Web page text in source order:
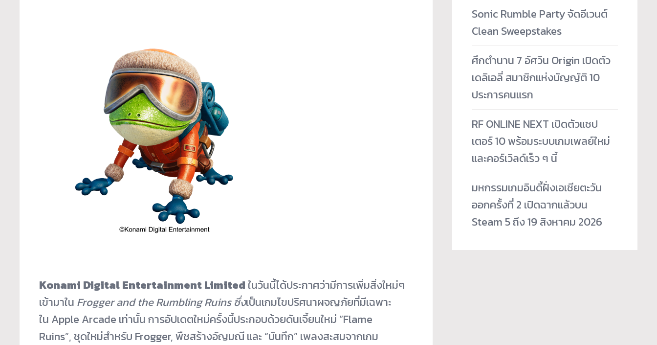
Konami Digital Entertainment Limitedในวันนี้ได้ประกาศว่ามีการเพิ่มสิ่งใหม่ๆ
เข้ามาใน Frogger and the Rumbling Ruins ซึ่งเป็นเกมไขปริศนาผจญภัยที่มีเฉพาะ
ใน Apple Arcade เท่านั้น การอัปเดตใหม่ครั้งนี้ประกอบด้วยดันเจี้ยนใหม่ “Flame
Ruins”, ชุดใหม่สำหรับ Frogger, พืชสร้างอัญมณี และ “บันทึก” เพลงสะสมจากเกม
Sonic Rumble Party จัดอีเวนต์
Clean Sweepstakes
ศึกตำนาน 7 อัศวิน Origin เปิดตัว
เดลิเอลี่ สมาชิกแห่งบัญญัติ 10
ประการคนแรก
RF ONLINE NEXT เปิดตัวแชป
เตอร์ 10 พร้อมระบบเกมเพลย์ใหม่
และคอร์เวิลด์เร็ว ๆ นี้
มหกรรมเกมอินดี้ฝั่งเอเชียตะวัน
ออกครั้งที่ 2 เปิดฉากแล้วบน
Steam 5 ถึง 19 สิงหาคม 2026